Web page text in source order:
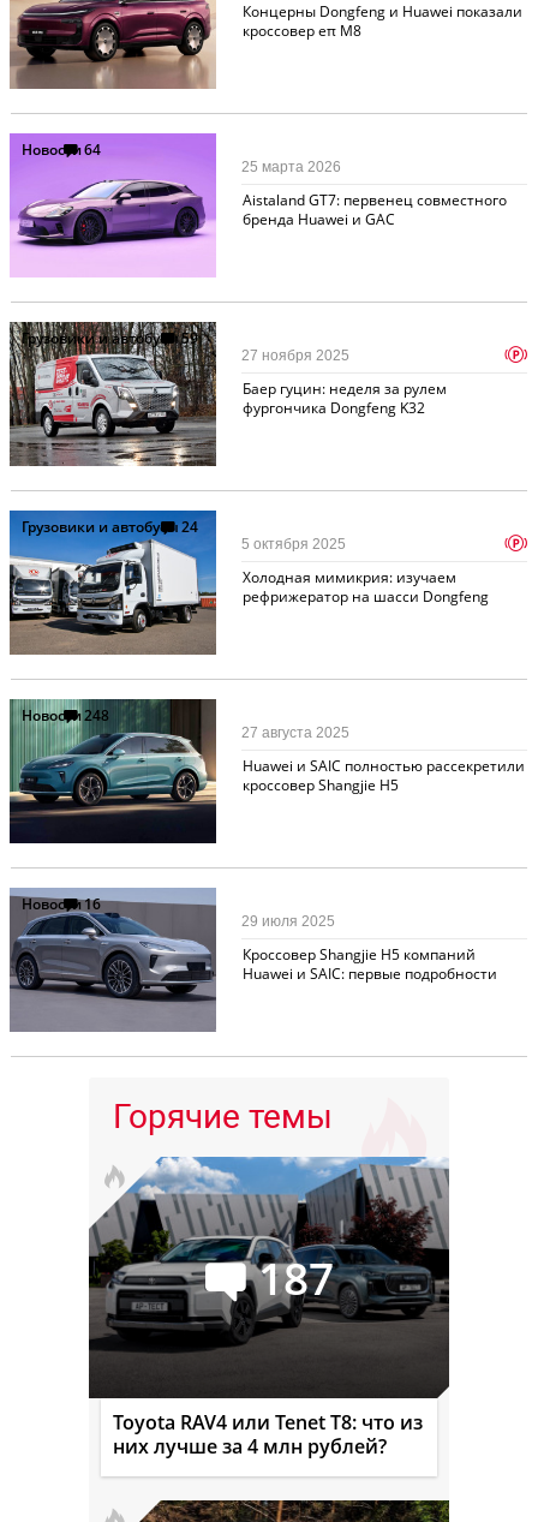
Концерны Dongfeng и Huawei показали
кроссовер eπ M8
Новости64
Aistaland GT7: первенец совместного
бренда Huawei и GAC
25 марта 2026
Грузовики и автобусы59
Баер гуцин: неделя за рулем
фургончика Dongfeng K32
27 ноября 2025 p
Грузовики и автобусы24
Холодная мимикрия: изучаем
рефрижератор на шасси Dongfeng
5 октября 2025 p
Новости248
Huawei и SAIC полностью рассекретили
кроссовер Shangjie H5
27 августа 2025
Новости16
Кроссовер Shangjie H5 компаний
Huawei и SAIC: первые подробности
29 июля 2025
Горячие темы
187
Toyota RAV4 или Tenet T8: что из
них лучше за 4 млн рублей?